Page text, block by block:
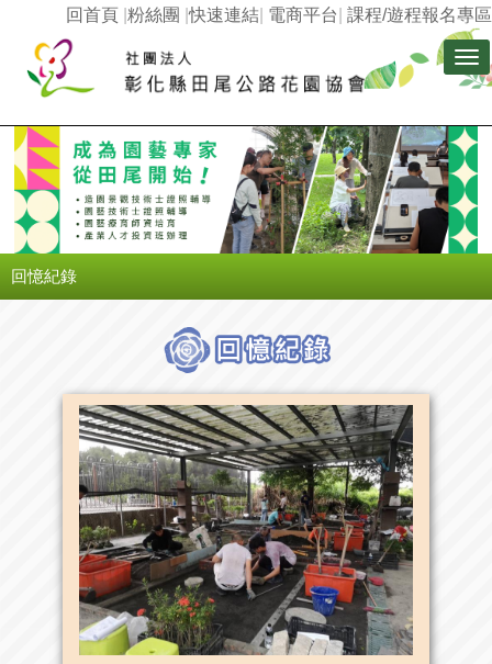
課程/遊程報名專區
電商平台
快速連結
粉絲團 |
回首頁
回憶紀錄